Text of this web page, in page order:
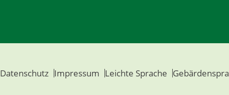
Datenschutz Impressum Leichte Sprache